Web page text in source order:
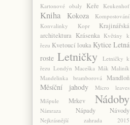
Kartonové obaly
Keře Keukenhof
Kniha Kokoza
Kompostování
Konvalinky
Kopr
Krajinářská
architektura Krásenka Květiny k
řezu Kvetoucí louka Kytice Letná
roste Letničky
Letničky k
řezu Londýn Maceška Mák Maliník
Mandelinka bramborová
Mandloň
Měsíční jahody
Micro leaves
Mišpule
Mrkev Nádoby
Námraza Nápady Návody
Nejkrásnější zahrada 2015